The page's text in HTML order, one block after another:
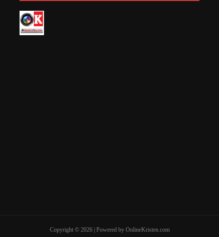
Copyright © 2026 | Powered by OnlineKristen.com